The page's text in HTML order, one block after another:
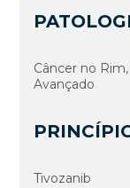
Câncer no
Avançado
Tivozanib